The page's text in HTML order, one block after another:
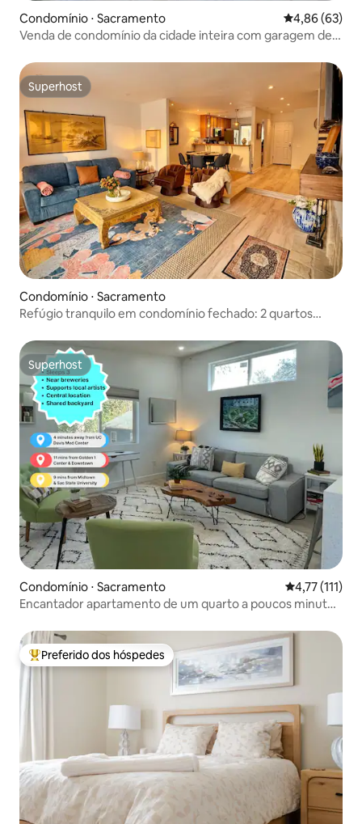
Condomínio ⋅ Sacramento 4,86 de uma
4,86 (63)
Venda de condomínio da cidade inteira com garagem de
Superhost
Superhost
Condomínio ⋅ Sacramento
Refúgio tranquilo em condomínio fechado: 2 quartos
Superhost
Superhost
Condomínio ⋅ Sacramento 4,77 de uma
4,77 (111)
Encantador apartamento de um quarto a poucos minutos
Entre os melhores preferidos dos hóspedes
Preferido dos hóspedes